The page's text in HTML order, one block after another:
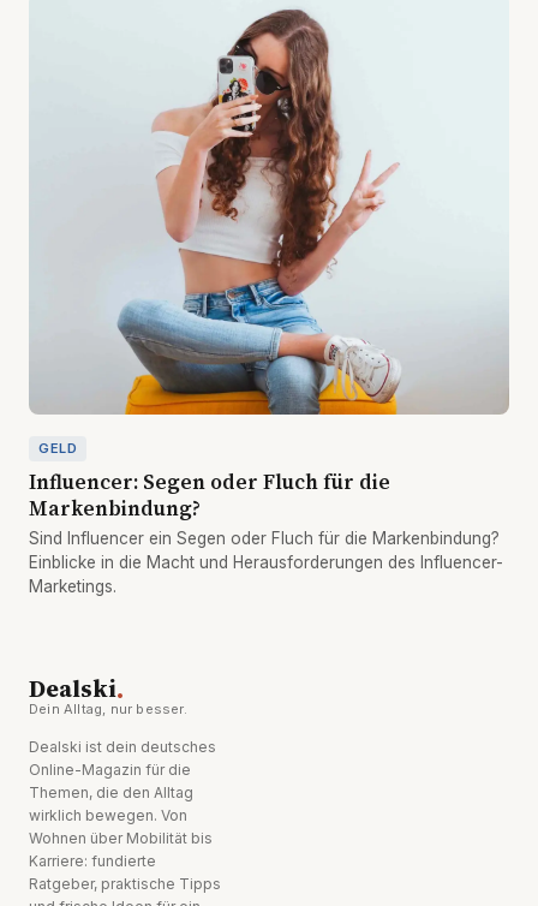
GELD
Influencer: Segen oder Fluch für die
Markenbindung?
Sind Influencer ein Segen oder Fluch für die Markenbindung?
Einblicke in die Macht und Herausforderungen des Influencer-
Marketings.
Dealski.
Dein Alltag, nur besser.
Dealski ist dein deutsches
Online-Magazin für die
Themen, die den Alltag
wirklich bewegen. Von
Wohnen über Mobilität bis
Karriere: fundierte
Ratgeber, praktische Tipps